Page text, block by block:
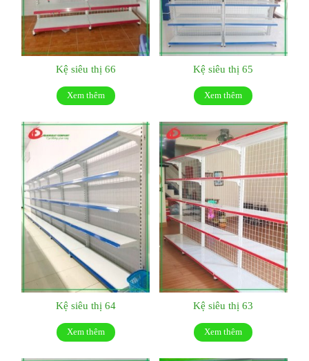
Kệ siêu thị 66
Xem thêm
Kệ siêu thị 65
Xem thêm
Kệ siêu thị 64
Xem thêm
Kệ siêu thị 63
Xem thêm